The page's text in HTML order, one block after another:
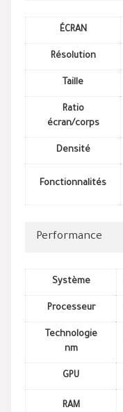
ÉCRAN
Résolution
Taille
Ratio
écran/corps
Densité
Fonctionnalités
Performance
Système
Processeur
Technologie
nm
GPU
RAM